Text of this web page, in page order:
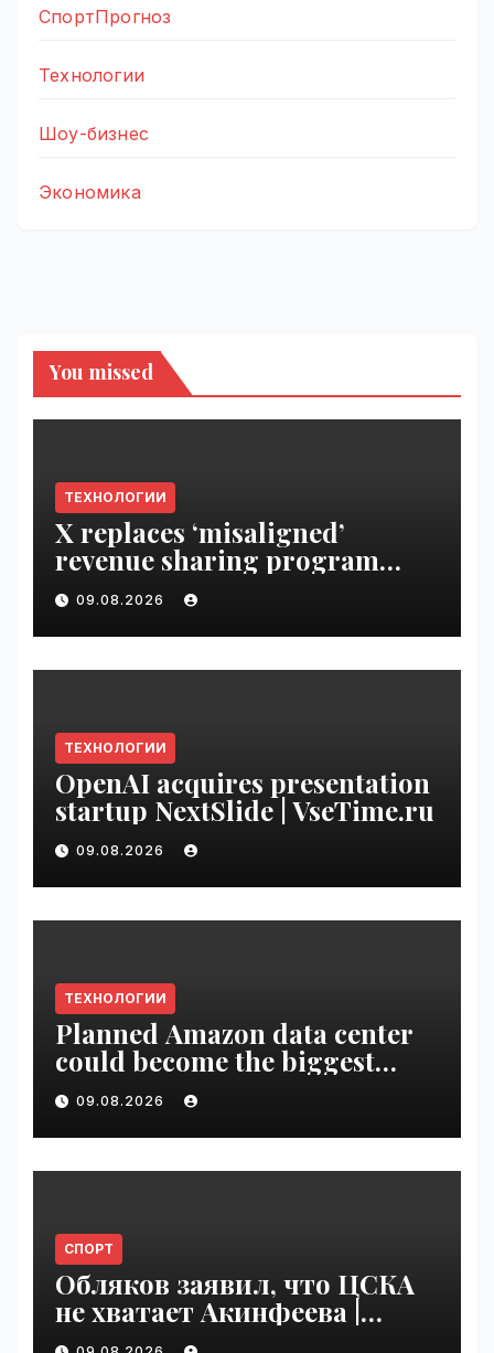
СпортПрогноз
Технологии
Шоу-бизнес
Экономика
You missed
ТЕХНОЛОГИИ
X replaces ‘misaligned’
revenue sharing program
with Original Content
Rewards | VseTime.ru
09.08.2026
ТЕХНОЛОГИИ
OpenAI acquires presentation
startup NextSlide | VseTime.ru
09.08.2026
ТЕХНОЛОГИИ
Planned Amazon data center
could become the biggest
climate polluter in the U.S. |
VseTime.ru
09.08.2026
СПОРТ
Обляков заявил, что ЦСКА
не хватает Акинфеева |
VseTime.ru